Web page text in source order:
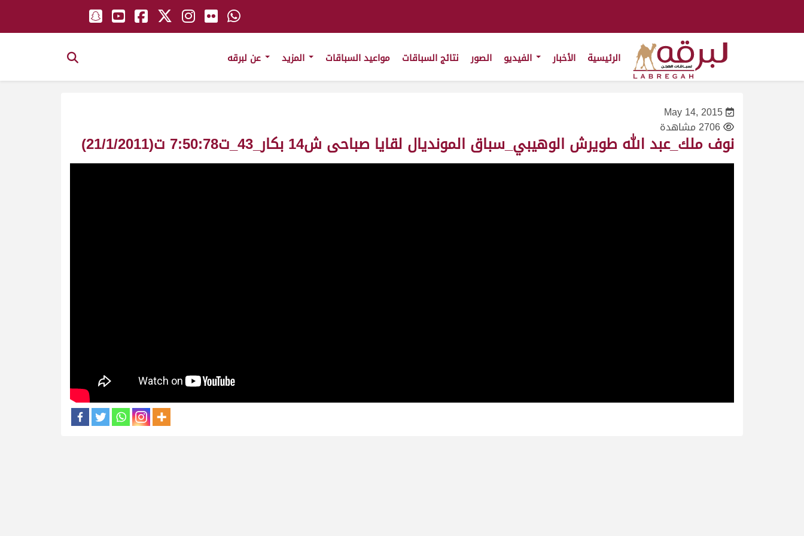
الرئيسية الأخبار الصور نتائج السباقات مواعيد السباقات
May 14, 2015
2706 مشاهدة
نوف ملك_عبد الله طويرش الوهيبي_سباق المونديال لقايا صباحى ش14 بكار_43_ت7:50:78 ت(21/1/2011)